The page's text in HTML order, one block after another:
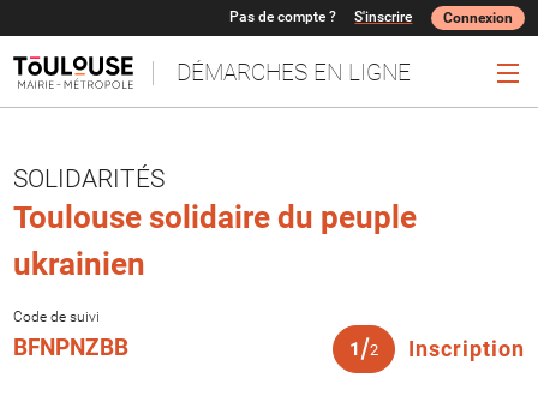
DÉMARCHES EN LIGNE
Pas de compte ? S'inscrire Connexion
SOLIDARITÉS
Toulouse solidaire du peuple
ukrainien
Code de suivi
BFNPNZBB 1 2 Inscription